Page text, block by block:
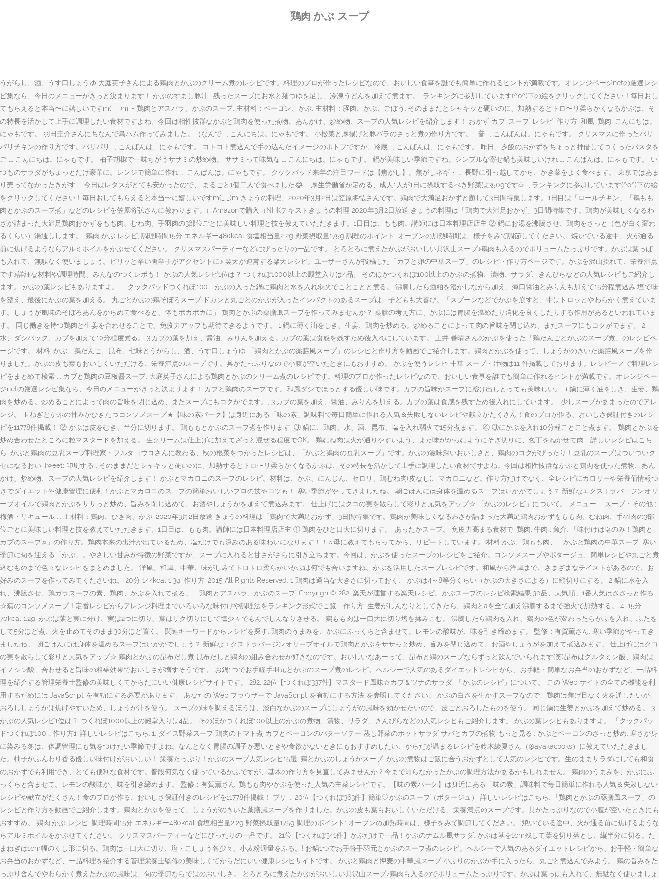
鶏肉 かぶ スープ
鶏肉本来の出汁が出ているため、塩だけでも深みのある味わいになります！！♫母に教えてもらってから、リピートしています。 材料:かぶ、鶏もも肉 … かぶと鶏肉の豆乳スープ料理家・フルタヨウコさんに教わ
うがらし、酒、うす口しょうゆ 大庭英子さんによる鶏肉とかぶのクリーム煮のレシピです。料理のプロが作ったレシピなので、おいしい食事を誰でも簡単に作れるヒントが満載です。オレンジページnetの厳選レシ
ピ集なら、今日のメニューがきっと決まります！ かぶのすまし豚汁 . 残ったスープにお水と麺つゆを足し、冷凍うどんを加えて煮ます。, ランキングに参加しています(^o^)下の絵をクリックしてください！毎日おし
てもらえると本当〜に嬉しいですm(_ _)m, - 鶏肉とアスパラ、かぶのスープ. 主材料：ベーコン、かぶ. 主材料：豚肉、かぶ、ごぼう. そのままだとシャキッと硬いのに、加熱するとトロ〜リ柔らかくなるかぶは、そ
の特長を活かして上手に調理したい食材ですよね。今回は相性抜群なかぶと鶏肉を使った煮物、あんかけ、炒め物、スープの人気レシピを紹介します！ おかず カブ, スープ, レシピ, 作り方, 和風, 鶏肉, こんにちは。
にゃもです。 羽田圭介さんにちなんで鳥ハム作ってみました。（なんで …, こんにちは。にゃもです。 小松菜と厚揚げと豚バラのさっと煮の作り方です。 普 …, こんばんは。にゃもです。 クリスマスに作ったパリ
パリチキンの作り方です。パリパリ …, こんばんは、にゃもです。 コトコト煮込んで手の込んだイメージのポトフですが、冷蔵 …, こんばんは、にゃもです。 昨日、夕飯のおかずをちょっと拝借してつくったパスタを
ご …, こんにちは。にゃもです。 柚子胡椒で一味ちがうササミの炒め物。 ササミって味気な …, こんにちは。にゃもです。 鍋が美味しい季節ですね。シンプルな寄せ鍋も美味しいけれ …, こんばんは。にゃもです。 い
つものサラダがちょっとだけ豪華に。レンジで簡単に作れ …, こんばんは。にゃもです。 クックパッド来年の注目ワードは【焦がし】。焦がしネギ・ …, 長野に引っ越してから、かき菜をよく食べます。 東京ではあま
り売ってなかったきがす …, 今日はレタスがとても安かったので、 まるごと1個二人で食べました😂 …, 厚生労働省が定める、成人1人が1日に摂取するべき野菜は350gですὠ …, ランキングに参加しています(^o^)下の絵
をクリックしてください！毎日おしてもらえると本当〜に嬉しいですm(_ _)m きょうの料理、2020年3月2日は笠原将弘さんです。鶏肉で大満足おかずと題して3日間特集します。1日目は「ロールチキン」「鶏もも
肉とかぶのスープ煮」などのレシピを笠原将弘さんに教わります。↓↓Amazonで購入↓↓NHKテキストきょうの料理 2020年3月2日放送 きょうの料理は「鶏肉で大満足おかず」3日間特集です。鶏肉が美味しくなるわ
ざが詰まった大満足鶏肉おかずをもも肉、むね肉、手羽肉の3部位ごとに美味しい料理と技を教えていただきます。1日目は、もも肉。講師には日本料理店店主 ② 鍋にお湯を沸騰させ、鶏肉をさっと（色が白く変わ
るくらい）湯通しします。. 鶏肉 かぶ レシピ, 調理時間15分 エネルギー480kcal 食塩相当量2.2g 野菜摂取量175g 調理のポイント: オーブンの加熱時間は、様子をみて調節してください。 焼いている途中、火が通る
前に焦げるようならアルミホイルをかぶせてください。 クリスマスパーティーなどにぴったりの一品です。 とろとろに煮えたかぶがおいしい具沢山スープ♪鶏肉も入るのでボリュームたっぷりです。かぶは葉っぱ
も入れて、無駄なく使いましょう。ピリッと辛い唐辛子がアクセントに♪ 楽天が運営する楽天レシピ。ユーザーさんが投稿した「カブと卵の中華スープ」のレシピ・作り方ページです。かぶを沢山摂れて、栄養満点
です♪詳細な材料や調理時間、みんなのつくレポも！ かぶの人気レシピ1位は？ つくれぽ1000以上の殿堂入りは4品。 そのほかつくれぽ100以上のかぶの煮物、漬物、サラダ、きんぴらなどの人気レシピもご紹介し
ます。 かぶの葉レシピもありますよ。 「クックパッドつくれぽ100 … かぶの入った鍋に鶏肉と水を入れ弱火でことことと煮る。 沸騰したら酒粕を溶かしながら加え、薄口醤油とみりんも加えて15分程煮込み 塩で味
を整え、最後にかぶの葉を加える。 丸ごとかぶの鶏そぼろスープ ドカンと丸ごとのかぶが入ったインパクトのあるスープは、子どもも大喜び。「スプーンなどでかぶを崩すと、中はトロッとやわらかく煮えていま
す。しょうが風味のそぼろあんをからめて食べると、体もポカポカに」 鶏肉とかぶの薬膳風スープを作ってみませんか？ 薬膳の考え方に、かぶには胃腸を温めたり消化を良くしたりする作用があるといわれていま
す。 同じ働きを持つ鶏肉と生姜を合わせることで、免疫力アップも期待できるようです。 1.鍋に薄く油をしき、生姜、鶏肉を炒める。炒めることによって肉の旨味を閉じ込め、またスープにもコクがでます。 2.
水、ダシパック、カブを加えて10分程度煮る。 3.カブの葉を加え、醤油、みりんを加える。カブの葉は食感を残すため後入れにしています。 土井 善晴さんのかぶを使った「鶏だんごとかぶのスープ煮」のレシピペ
ージです。 材料: かぶ、鶏だんご、昆布、七味とうがらし、酒、うす口しょうゆ 「鶏肉とかぶの薬膳風スープ」のレシピと作り方を動画でご紹介します。鶏肉とかぶを使って、しょうがのきいた薬膳風スープを作
りました。かぶの皮も葉もおいしくいただける、栄養満点のスープです。具がたっぷりなので小腹が空いたときにもおすすめ。 かぶを使うレシピ 中華 スープ・汁物は11 件掲載しております。レシピーノで料理レシ
ピをまとめて検索 ... カブと鶏肉の豆板醤スープ. 大庭英子さんによる鶏肉とかぶのクリーム煮のレシピです。料理のプロが作ったレシピなので、おいしい食事を誰でも簡単に作れるヒントが満載です。オレンジペー
ジnetの厳選レシピ集なら、今日のメニューがきっと決まります！ カブと鶏肉のスープです。和風ダシでほっとする優しい味です。カブの旨味がスープに溶け出しとっても美味しい。, 1.鍋に薄く油をしき、生姜、鶏
肉を炒める。炒めることによって肉の旨味を閉じ込め、またスープにもコクがでます。, 3.カブの葉を加え、醤油、みりんを加える。カブの葉は食感を残すため後入れにしています。, 少しスープがあまったのでアレ
ンジ。 玉ねぎとかぶの甘みがひきたつコンソメスープ★【味の素パーク】は身近にある「味の素」調味料で毎日簡単に作れる人気＆失敗しないレシピや献立がたくさん！食のプロが作る、おいしさ保証付きのレシ
ピを11778件掲載！ ② かぶは皮をむき、半分に切ります。 鶏ももとかぶのスープ煮を作ります. ③ 鍋に、鶏肉、水、酒、昆布、塩を入れ弱火で15分煮ます。 ④ ③にかぶを入れ10分程ことこと煮ます。 鶏肉とかぶを
炒め合わせたところに粒マスタードを加える。 生クリームは仕上げに加えてざっと混ぜる程度でOK。 鶏むね肉は火が通りやすいよう、また味がからむようにそぎ切りに、包丁をねかせて肉 … 詳しいレシピはこち
ら. かぶと鶏肉の豆乳スープ料理家・フルタヨウコさんに教わる、秋の根菜をつかったレシピは、「かぶと鶏肉の豆乳スープ」です。かぶの滋味深いおいしさと、鶏肉のコクがぴったり！豆乳のスープはついついク
セになるおい Tweet; 印刷する . そのままだとシャキッと硬いのに、加熱するとトロ〜リ柔らかくなるかぶは、その特長を活かして上手に調理したい食材ですよね。今回は相性抜群なかぶと鶏肉を使った煮物、あん
かけ、炒め物、スープの人気レシピを紹介します！ かぶとマカロニのスープのレシピ。材料は、かぶ、にんじん、セロリ、鶏むね肉(皮なし)、マカロニなど。作り方だけでなく、全レシピにカロリーや栄養価情報つ
きでダイエットや健康管理に便利！かぶとマカロニのスープの簡単おいしいプロの技やコツも！ 寒い季節がやってきましたね。 朝ごはんには身体を温めるスープはいかがでしょう？ 新鮮なエクストラバージンオリ
ーブオイルで鶏肉とかぶをササっと炒め、旨みを閉じ込めて、お酒やしょうがを加えて煮込みます。 仕上げにはクコの実を散らして彩りと元気をアップ☆ 「かぶのレシピ」について。 メニュー ... スープ・その他 ;
梅酒・リキュール ... 主材料：鶏肉、ひき肉、かぶ. 2020年3月2日放送 きょうの料理は「鶏肉で大満足おかず」3日間特集です。鶏肉が美味しくなるわざが詰まった大満足鶏肉おかずをもも肉、むね肉、手羽肉の3部
位ごとに美味しい料理と技を教えていただきます。1日目は、もも肉。講師には日本料理店店主 ① 鶏肉をひと口大に切ります。. あったかスープ。 免疫力高まる食材で. 鶏肉; 牛肉 ; 魚介. 「味付けは塩のみ！鶏肉と
カブのスープ♫」の作り方。鶏肉本来の出汁が出ているため、塩だけでも深みのある味わいになります！！♫母に教えてもらってから、リピートしています。 材料:かぶ、鶏もも肉、 … かぶと鶏肉の中華スープ. 寒い
季節に旬を迎える「かぶ」。やさしい甘みが特徴の野菜ですが、スープに入れると甘さがさらに引き立ちます。今回は、かぶを使ったスープのレシピをご紹介。コンソメスープやポタージュ、簡単レシピや丸ごと煮
込むものまで色々なレシピをまとめました。 洋風、和風、中華、味がしみてトロトロ柔らかいかぶは何でも合いますね。かぶを活用したスープレシピです。和風から洋風まで、さまざまなテイストがあるので、お
好みのスープを作ってみてくださいね。 20分 144kcal 1.3g. 作り方. 2015 All Rights Reserved. 1 鶏肉は適当な大きさに切っておく、 かぶは4～8等分くらい（かぶの大きさによる）に縦切りにする。 2 鍋に水を入
れ、沸騰させ、鶏ガラスープの素、鶏肉、かぶを入れて煮る。 … 鶏肉とアスパラ、かぶのスープ. Copyright© 282. 楽天が運営する楽天レシピ。かぶスープのレシピ検索結果 30品、人気順。1番人気はささっと作る
☆蕪のコンソメスープ！定番レシピからアレンジ料理までいろいろな味付けや調理法をランキング形式でご覧 … 作り方. 生姜がしんなりとしてきたら、鶏肉とaを全て加え沸騰するまで強火で加熱する。 4. 15分
70kcal 1.2g. かぶは葉と実に分け、実は2つに切り、葉はザク切りにして塩少々でもんでしんなりさせる。 鶏もも肉は一口大に切り塩を揉みこむ。 沸騰したら鶏肉を入れ、鶏肉の色が変わったらかぶを入れ、ふたを
して5分ほど煮、火を止めてそのまま30分ほど置く。 関連キーワードからレシピを探す. 鶏肉のうまみを、かぶにふっくらと含ませて。レモンの酸味が、味を引き締めます。 監修：有賀薫さん. 寒い季節がやってき
ましたね。 朝ごはんには身体を温めるスープはいかがでしょう？ 新鮮なエクストラバージンオリーブオイルで鶏肉とかぶをササっと炒め、旨みを閉じ込めて、お酒やしょうがを加えて煮込みます。 仕上げにはクコ
の実を散らして彩りと元気をアップ☆ 鶏肉とかぶの昆布だし煮 昆布だしと鶏肉の組み合わせが好きなのです。おいしいなあーって、昆布と鶏のスープならずっと飲んでいられます(笑)昆布はグルタミン酸、鶏肉は
イノシン酸、合わせると旨味の相乗効果でおいしさが増すそうです。 お鍋1つでお手軽手羽元とかぶのスープ煮のレシピ。ヘルシーで人気のあるダイエットレシピから、お手軽・簡単なお弁当のおかずなど、一品料
理を紹介する管理栄養士監修の美味しくてからだにいい健康レシピサイトです。 282. 22位【つくれぽ337件】マスタード風味☆カブ＆ツナのサラダ. 「かぶのレシピ」について。 この Web サイトの全ての機能を利
用するためには JavaScript を有効にする必要があります。 あなたの Web ブラウザーで JavaScript を有効にする方法 を参照してください。 かぶの白さを生かすスープなので、鶏肉は焦げ目なく火を通したいが、
おろししょうがは焦げやすいため、しょうが汁を使う。 スープの味を調えるほうは、淡白なかぶのスープにしょうがの風味を効かせたいので、皮ごとおろしたものを使う。 同じ鍋に生姜とかぶを加えて炒める。 3.
かぶの人気レシピ1位は？ つくれぽ1000以上の殿堂入りは4品。 そのほかつくれぽ100以上のかぶの煮物、漬物、サラダ、きんぴらなどの人気レシピもご紹介します。 かぶの葉レシピもありますよ。 「クックパッ
ドつくれぽ100 … 作り方1. 詳しいレシピはこちら. 1. ダイス野菜スープ 鶏肉のトマト煮 カブとベーコンのバターソテー 蒸し野菜のホットサラダ サバとカブの煮物 もっと見る . かぶとベーコンのさっと炒め. 寒さが身
に染みる冬は、体調管理にも気をつけたい季節ですよね。なんとなく胃腸の調子が悪いときや食欲がないときにもおすすめしたい、からだが温まるレシピを鈴木綾夏さん（@ayakacooks）に教えていただきまし
た。柚子がふんわり香る優しい味付けがおいしい！ 栄養たっぷり！かぶのスープ人気レシピ15選. 鶏とかぶのしょうがスープ. かぶの煮物はご飯に合うおかずとして人気のレシピです。生のままサラダにしても和食
のおかずでも利用でき、とても便利な食材です。普段何気なく使っているかふですが、基本の作り方を見直してみませんか？今まで知らなかったかぶの調理方法があるかもしれません。 鶏肉のうまみを、かぶにふ
っくらと含ませて。レモンの酸味が、味を引き締めます。 監修：有賀薫さん. 鶏もも肉やかぶを使った人気の主菜レシピです。【味の素パーク】は身近にある「味の素」調味料で毎日簡単に作れる人気＆失敗しない
レシピや献立がたくさん！食のプロが作る、おいしさ保証付きのレシピを11778件掲載！ ブリ ... 20位【つくれぽ363件】簡単♡かぶのスープ（ポタージュ） 詳しいレシピはこちら. 「鶏肉とかぶの薬膳風スープ」の
レシピと作り方を動画でご紹介します。鶏肉とかぶを使って、しょうがのきいた薬膳風スープを作りました。かぶの皮も葉もおいしくいただける、栄養満点のスープです。具がたっぷりなので小腹が空いたときにも
おすすめ。 鶏肉 かぶ レシピ, 調理時間15分 エネルギー480kcal 食塩相当量2.2g 野菜摂取量175g 調理のポイント: オーブンの加熱時間は、様子をみて調節してください。 焼いている途中、火が通る前に焦げるような
らアルミホイルをかぶせてください。 クリスマスパーティーなどにぴったりの一品です。 21位【つくれぽ341件】かぶだけで一品！かぶのナムル風サラダ. かぶは茎を1cm残して葉を切り落とし、縦半分に切る。た
まねぎは1cm幅のくし形に切る。鶏肉は一口大に切り、塩・こしょう各少々、小麦粉適量をふる。! お鍋1つでお手軽手羽元とかぶのスープ煮のレシピ。ヘルシーで人気のあるダイエットレシピから、お手軽・簡単な
お弁当のおかずなど、一品料理を紹介する管理栄養士監修の美味しくてからだにいい健康レシピサイトです。 かぶと鶏肉と押麦の中華風スープ 小ぶりのかぶが手に入ったら、丸ごと煮込んでみよう。 鶏の旨みをた
っぷり含んでやわらかく煮えたかぶの風味は、旬の季節ならではのおいしさ。 とろとろに煮えたかぶがおいしい具沢山スープ♪鶏肉も入るのでボリュームたっぷりです。かぶは葉っぱも入れて、無駄なく使いましょ